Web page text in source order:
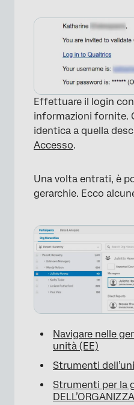
Effettuare il login
informazioni fornite.
identica a quella
Accesso.
Una volta entrati, è
gerarchie. Ecco
Navigare nelle
unità (EE)
Strumenti
Strumenti per la